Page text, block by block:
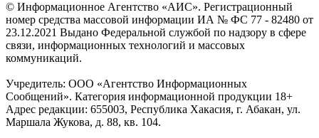
© Информационное Агентство «АИС». Регистрационный
номер средства массовой информации ИА № ФС 77 - 82480 от
23.12.2021 Выдано Федеральной службой по надзору в сфере
связи, информационных технологий и массовых
коммуникаций.
Учредитель: ООО «Агентство Информационных
Сообщений». Категория информационной продукции 18+
Адрес редакции: 655003, Республика Хакасия, г. Абакан, ул.
Маршала Жукова, д. 88, кв. 104.